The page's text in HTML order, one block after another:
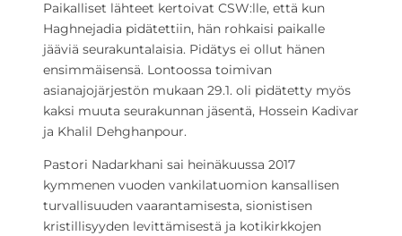
Paikalliset lähteet kertoivat CSW:lle, että kun
Haghnejadia pidätettiin, hän rohkaisi paikalle
jääviä seurakuntalaisia. Pidätys ei ollut hänen
ensimmäisensä. Lontoossa toimivan
asianajojärjestön mukaan 29.1. oli pidätetty myös
kaksi muuta seurakunnan jäsentä, Hossein Kadivar
ja Khalil Dehghanpour.
Pastori Nadarkhani sai heinäkuussa 2017
kymmenen vuoden vankilatuomion kansallisen
turvallisuuden vaarantamisesta, sionistisen
kristillisyyden levittämisestä ja kotikirkkojen